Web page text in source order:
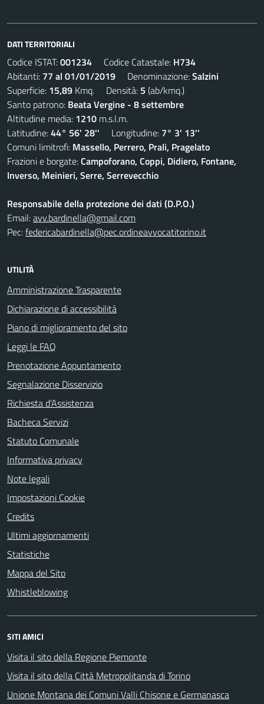
DATI TERRITORIALI
Codice ISTAT:001234 Codice Catastale: H734
Abitanti: 77 al 01/01/2019 Denominazione:Salzini
Superficie: 15,89 Kmq. Densità: 5 (ab/kmq.)
Santo patrono: Beata Vergine - 8 settembre
Altitudine media: 1210 m.s.l.m.
Latitudine:44° 56' 28'' Longitudine: 7° 3' 13''
Comuni limitrofi: Massello, Perrero, Prali, Pragelato
Frazioni e borgate:Campoforano, Coppi, Didiero, Fontane,
Inverso, Meinieri, Serre, Serrevecchio
Responsabile della protezione dei dati (D.P.O.)
Email:avv.bardinella@gmail.com
Pec:federicabardinella@pec.ordineavvocatitorino.it
UTILITÀ
Amministrazione Trasparente
Dichiarazione di accessibilità
Piano di miglioramento del sito
Leggi le FAQ
Prenotazione Appuntamento
Segnalazione Disservizio
Richiesta d'Assistenza
Bacheca Servizi
Statuto Comunale
Informativa privacy
Note legali
Impostazioni Cookie
Credits
Ultimi aggiornamenti
Statistiche
Mappa del Sito
Whistleblowing
SITI AMICI
Visita il sito della Regione Piemonte
Visita il sito della Città Metropolitanda di Torino
Unione Montana dei Comuni Valli Chisone e Germanasca